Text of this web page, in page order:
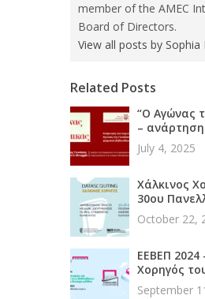
member of the AMEC
Board of Directors.
View all posts by Sophia
Related Posts
“Ο Αγώνας
–
July 4, 2025
Χάλκινος
30ου
October 22,
ΕΕΒΕΠ 2024
Χορηγός
September